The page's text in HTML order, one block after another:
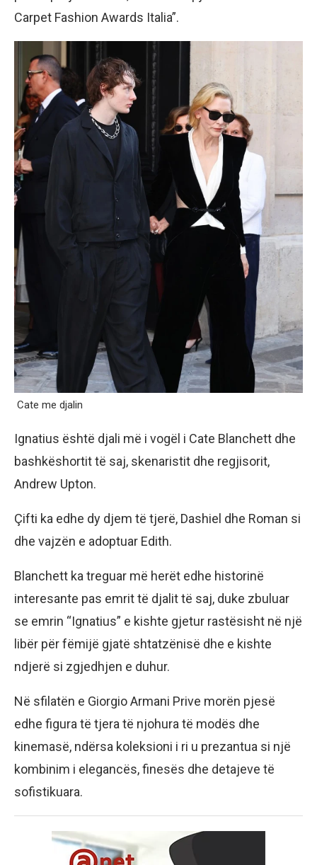
Carpet Fashion Awards Italia”.
Cate me djalin
Ignatius është djali më i vogël i Cate Blanchett dhe
bashkëshortit të saj, skenaristit dhe regjisorit,
Andrew Upton.
Çifti ka edhe dy djem të tjerë, Dashiel dhe Roman si
dhe vajzën e adoptuar Edith.
Blanchett ka treguar më herët edhe historinë
interesante pas emrit të djalit të saj, duke zbuluar
se emrin “Ignatius” e kishte gjetur rastësisht në një
libër për fëmijë gjatë shtatzënisë dhe e kishte
ndjerë si zgjedhjen e duhur.
Në sfilatën e Giorgio Armani Prive morën pjesë
edhe figura të tjera të njohura të modës dhe
kinemasë, ndërsa koleksioni i ri u prezantua si një
kombinim i elegancës, finesës dhe detajeve të
sofistikuara.